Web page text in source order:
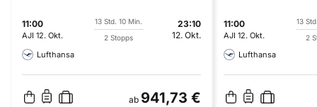
11:00
AJI 12. Okt.
13 Std. 10 Min.
2 Stopps
23:10
12. Okt.
Lufthansa
ab 941,73 €
11:00
AJI 12. Okt.
13
2
Lufthansa